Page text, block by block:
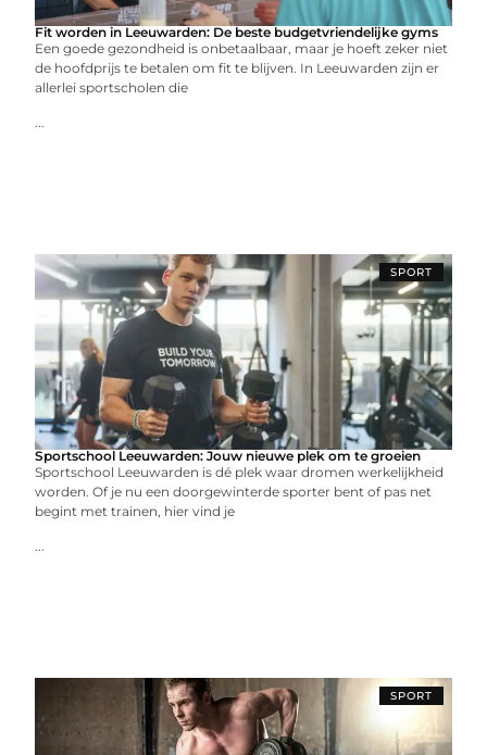
Fit worden in Leeuwarden: De beste budgetvriendelijke gyms
Een goede gezondheid is onbetaalbaar, maar je hoeft zeker niet
de hoofdprijs te betalen om fit te blijven. In Leeuwarden zijn er
allerlei sportscholen die
...
SPORT
Sportschool Leeuwarden: Jouw nieuwe plek om te groeien
Sportschool Leeuwarden is dé plek waar dromen werkelijkheid
worden. Of je nu een doorgewinterde sporter bent of pas net
begint met trainen, hier vind je
...
SPORT